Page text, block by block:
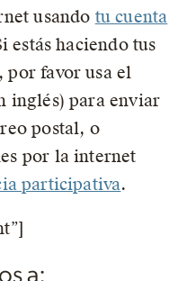
usando tu cuenta
estás haciendo tus
por favor usa el
inglés) para enviar
postal, o
por la internet
participativa.
a: